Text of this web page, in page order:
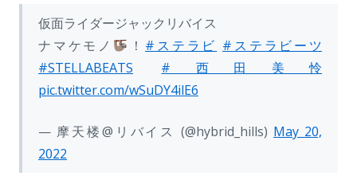
仮面ライダージャックリバイス
ナマケモノ
！ #ステラビ #ステラビーツ
#STELLABEATS
#西田美怜
pic.twitter.com/wSuDY4ilE6
— 摩天楼@リバイス (@hybrid_hills) May 20,
2022